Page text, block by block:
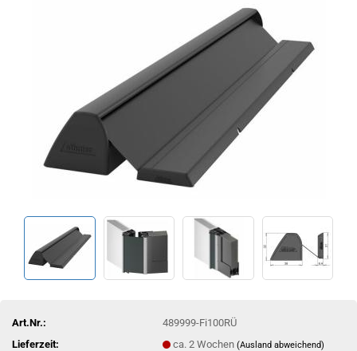
Art.Nr.:
489999-Fi100RÜ
Lieferzeit:
ca. 2 Wochen(Ausland abweichend)